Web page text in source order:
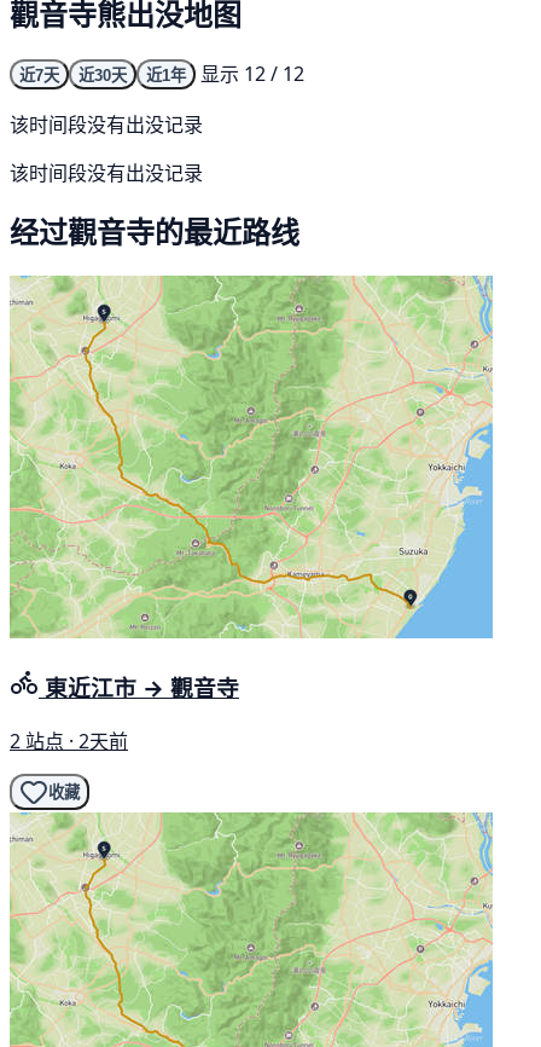
觀音寺熊出没地图
近7天 近30天 近1年
显示 12 / 12
该时间段没有出没记录
该时间段没有出没记录
经过觀音寺的最近路线
東近江市 → 觀音寺
2 站点 · 2天前
收藏